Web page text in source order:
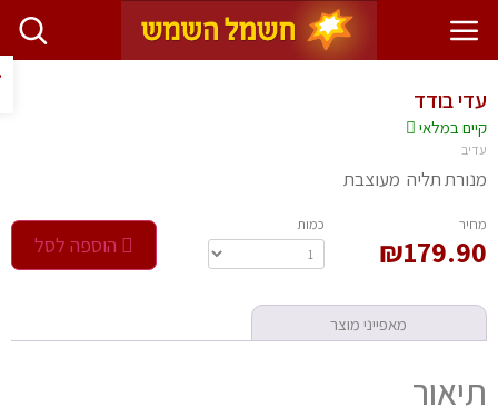
בודד
במלאי‬
תליה מעוצבת
₪
‫כמות‬
הוספה לסל
מאפייני מוצר